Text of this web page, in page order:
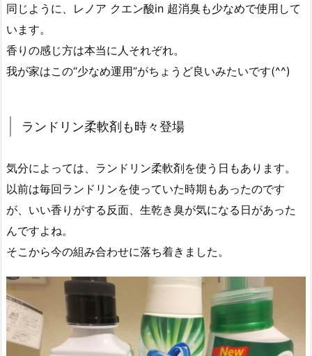
同じように、レノア クエン酸in 超消臭も少なめで使用して
います。
香りの感じ方は本当に人それぞれ。
我が家はこの“少なめ運用”がちょうど良いみたいです(^^)
ランドリン柔軟剤も時々登場
気分によっては、ランドリン柔軟剤を使う日もあります。
以前は毎回ランドリンを使っていた時期もあったのです
が、いい香りがする反面、生乾き臭が気になる日があった
んですよね。
そこから今の組み合わせに落ち着きました。